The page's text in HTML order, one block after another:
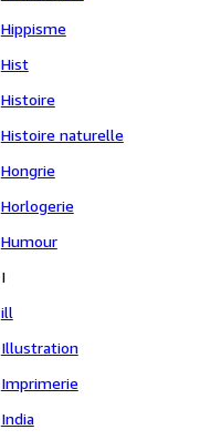
Hippisme
Hist
Histoire
Histoire naturelle
Hongrie
Horlogerie
Humour
I
ill
Illustration
Imprimerie
India